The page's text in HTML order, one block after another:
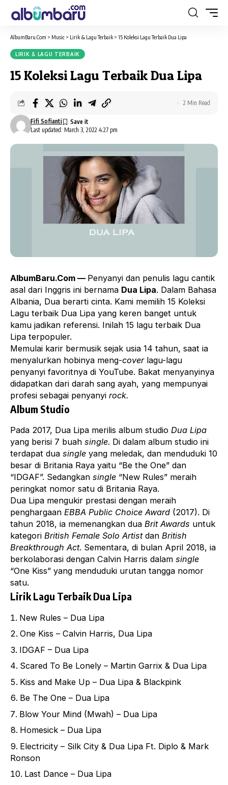
AlbumBaru.Com > Music > Lirik & Lagu Terbaik > 15 Koleksi Lagu Terbaik Dua Lipa
LIRIK & LAGU TERBAIK
15 Koleksi Lagu Terbaik Dua Lipa
Last updated: March 3, 2022 4:27 pm
Fifi Sofianti
2 Min Read
AlbumBaru.Com — Penyanyi dan penulis lagu cantik
asal dari Inggris ini bernama Dua Lipa. Dalam Bahasa
Albania, Dua berarti cinta. Kami memilih 15 Koleksi
Lagu terbaik Dua Lipa yang keren banget untuk
kamu jadikan referensi. Inilah 15 lagu terbaik Dua
Lipa terpopuler.
Memulai karir bermusik sejak usia 14 tahun, saat ia
menyalurkan hobinya meng-coverlagu-lagu
penyanyi favoritnya di YouTube. Bakat menyanyinya
didapatkan dari darah sang ayah, yang mempunyai
profesi sebagai penyanyi rock.
Album Studio
Pada 2017, Dua Lipa merilis album studio Dua Lipa
yang berisi 7 buah single. Di dalam album studio ini
terdapat dua single yang meledak, dan menduduki 10
besar di Britania Raya yaitu “Be the One” dan
“IDGAF”. Sedangkan single “New Rules” meraih
peringkat nomor satu di Britania Raya.
Dua Lipa mengukir prestasi dengan meraih
penghargaan EBBA Public Choice Award (2017). Di
tahun 2018, ia memenangkan dua Brit Awards untuk
kategori British Female Solo Artistdan British
Breakthrough Act. Sementara, di bulan April 2018, ia
berkolaborasi dengan Calvin Harris dalam single
“One Kiss” yang menduduki urutan tangga nomor
satu.
Lirik Lagu Terbaik Dua Lipa
New Rules – Dua Lipa
One Kiss – Calvin Harris, Dua Lipa
IDGAF – Dua Lipa
Scared To Be Lonely – Martin Garrix & Dua Lipa
Kiss and Make Up – Dua Lipa & Blackpink
Be The One – Dua Lipa
Blow Your Mind (Mwah) – Dua Lipa
Homesick – Dua Lipa
Electricity – Silk City & Dua Lipa Ft. Diplo & Mark
Ronson
Last Dance – Dua Lipa